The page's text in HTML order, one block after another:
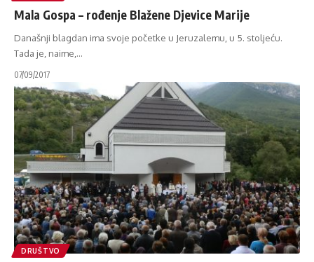
Mala Gospa – rođenje Blažene Djevice Marije
Današnji blagdan ima svoje početke u Jeruzalemu, u 5. stoljeću.
Tada je, naime, …
07/09/2017
DRUŠTVO